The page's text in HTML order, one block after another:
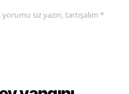
siz yazın, tartışalım *